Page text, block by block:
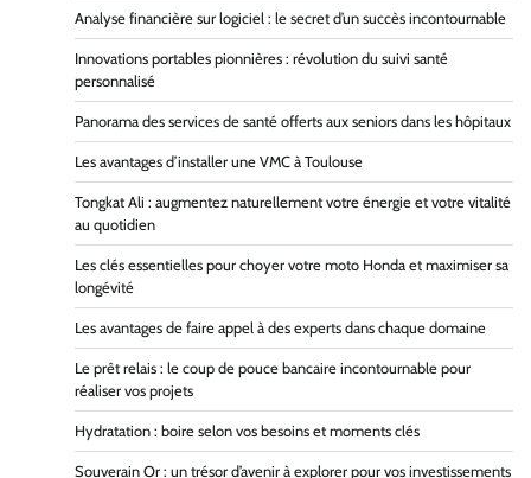
Analyse financière sur logiciel : le secret d’un succès incontournable
Innovations portables pionnières : révolution du suivi santé
personnalisé
Panorama des services de santé offerts aux seniors dans les hôpitaux
Les avantages d’installer une VMC à Toulouse
Tongkat Ali : augmentez naturellement votre énergie et votre vitalité
au quotidien
Les clés essentielles pour choyer votre moto Honda et maximiser sa
longévité
Les avantages de faire appel à des experts dans chaque domaine
Le prêt relais : le coup de pouce bancaire incontournable pour
réaliser vos projets
Hydratation : boire selon vos besoins et moments clés
Souverain Or : un trésor d’avenir à explorer pour vos investissements